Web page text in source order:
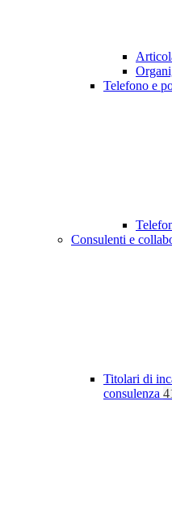
Telefono e
Consulenti e
Titolari di
consulenza